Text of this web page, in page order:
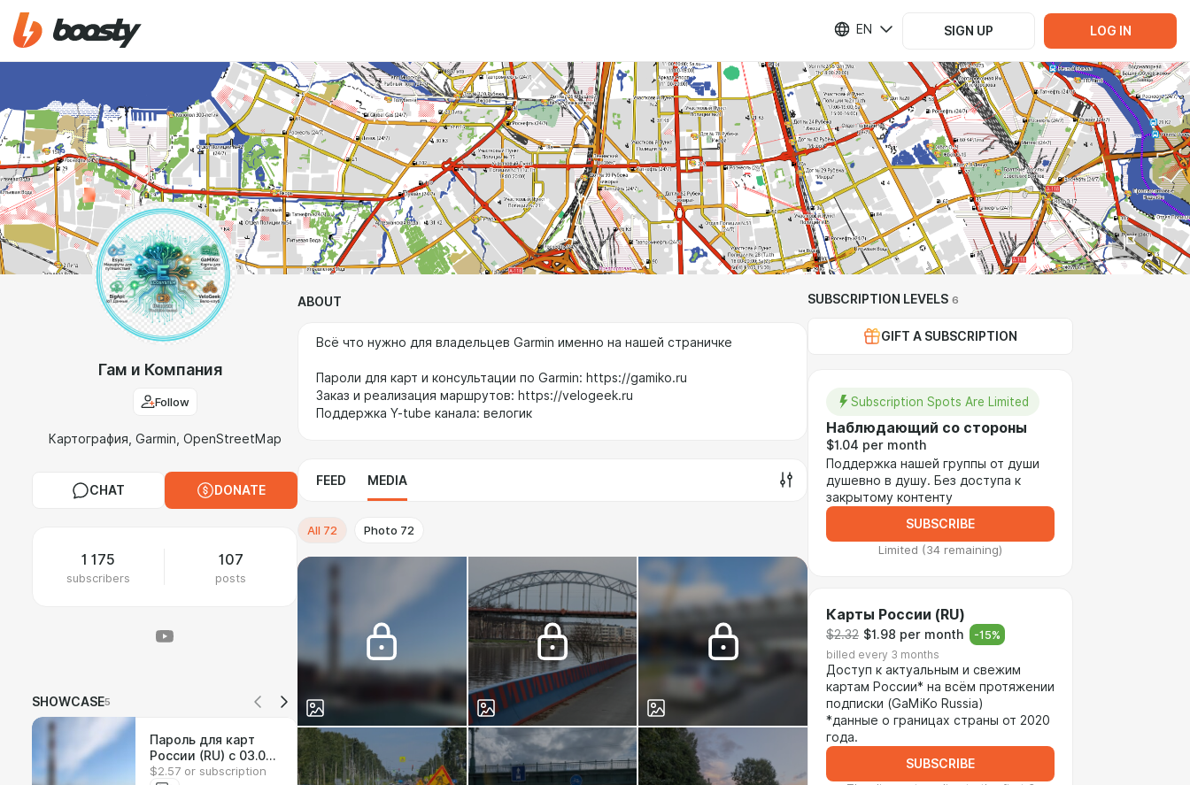
EN SIGN UP LOG IN
Гам и Компания
Follow
Картография, Garmin, OpenStreetMap
CHAT DONATE
1 175
subscribers
107
posts
SHOWCASE5
Пароль для карт
России (RU) с 03.08
по 09.08
$2.57 or subscription
ABOUT
Всё что нужно для владельцев Garmin именно на нашей страничке
Пароли для карт и консультации по Garmin: https://gamiko.ru
Заказ и реализация маршрутов: https://velogeek.ru
Поддержка Y-tube канала: велогик
FEED MEDIA
All 72 Photo 72
SUBSCRIPTION LEVELS 6
GIFT A SUBSCRIPTION
Subscription Spots Are Limited
Наблюдающий со стороны
$1.04 per month
Поддержка нашей группы от души
душевно в душу. Без доступа к
закрытому контенту
SUBSCRIBE
Limited (34 remaining)
Карты России (RU)
$2.32 $1.98 per month -15%
billed every 3 months
Доступ к актуальным и свежим
картам России* на всём протяжении
подписки (GaMiKo Russia)
*данные о границах страны от 2020
года.
SUBSCRIBE